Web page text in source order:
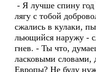
- Я лучше спину год
лягу с тобой
сжались в кулаки,
льющийся наружу -
гнев. - Ты что,
ласковыми словами,
Европы? Не буду